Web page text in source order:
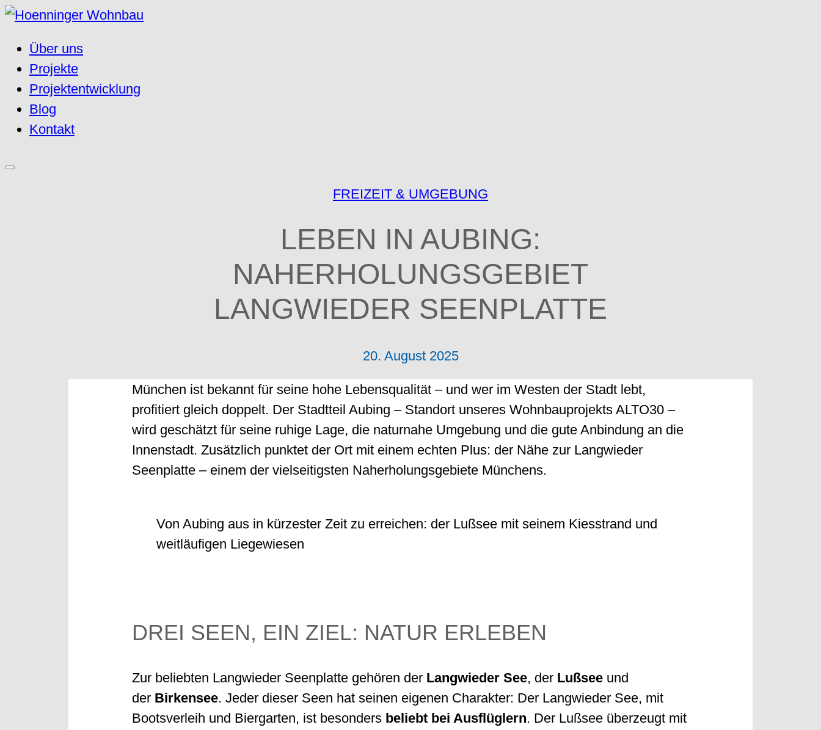
Über uns
Projekte
Projektentwicklung
Blog
Kontakt
FREIZEIT & UMGEBUNG
LEBEN IN AUBING:
NAHERHOLUNGSGEBIET
LANGWIEDER SEENPLATTE
20. August 2025
München ist bekannt für seine hohe Lebensqualität – und wer im Westen der Stadt lebt,
profitiert gleich doppelt. Der Stadtteil Aubing – Standort unseres Wohnbauprojekts ALTO30 –
wird geschätzt für seine ruhige Lage, die naturnahe Umgebung und die gute Anbindung an die
Innenstadt. Zusätzlich punktet der Ort mit einem echten Plus: der Nähe zur Langwieder
Seenplatte – einem der vielseitigsten Naherholungsgebiete Münchens.
Von Aubing aus in kürzester Zeit zu erreichen: der Lußsee mit seinem Kiesstrand und
weitläufigen Liegewiesen
DREI SEEN, EIN ZIEL: NATUR ERLEBEN
Zur beliebten Langwieder Seenplatte gehören der Langwieder See, der Lußsee und
der Birkensee. Jeder dieser Seen hat seinen eigenen Charakter: Der Langwieder See, mit
Bootsverleih und Biergarten, ist besonders beliebt bei Ausflüglern. Der Lußsee überzeugt mit